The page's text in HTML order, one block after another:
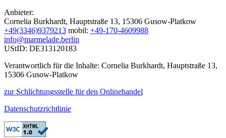
Anbieter:
Cornelia Burkhardt, Hauptstraße 13, 15306 Gusow-Platkow
+49(3346)9379213 mobil: +49-170-4609988
info@marmelade.berlin
UStID: DE313120183
Verantwortlich für die Inhalte: Cornelia Burkhardt, Hauptstraße 13,
15306 Gusow-Platkow
zur Schlichtungsstelle für den Onlinehandel
Datenschutzrichtlinie